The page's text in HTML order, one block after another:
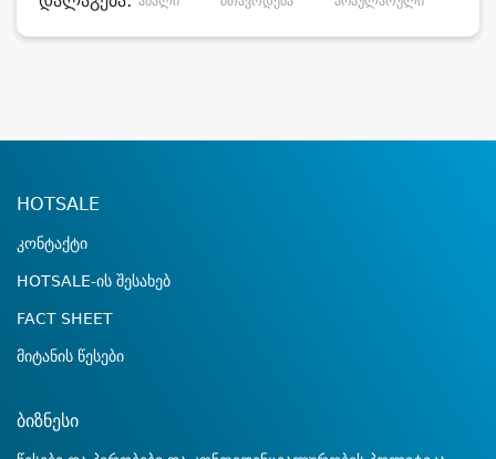
HOTSALE
კონტაქტი
HOTSALE-ის შესახებ
FACT SHEET
მიტანის წესები
ბიზნესი